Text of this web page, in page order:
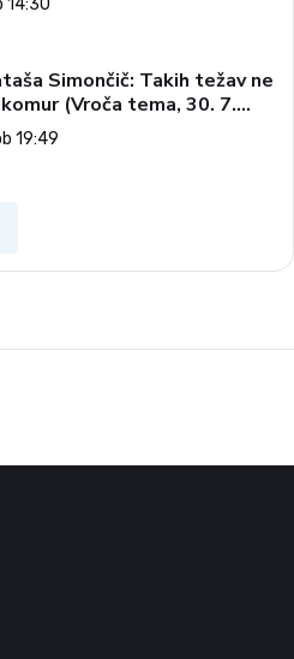
14:30
Simončič: Takih težav ne
(Vroča tema, 30. 7.
19:49